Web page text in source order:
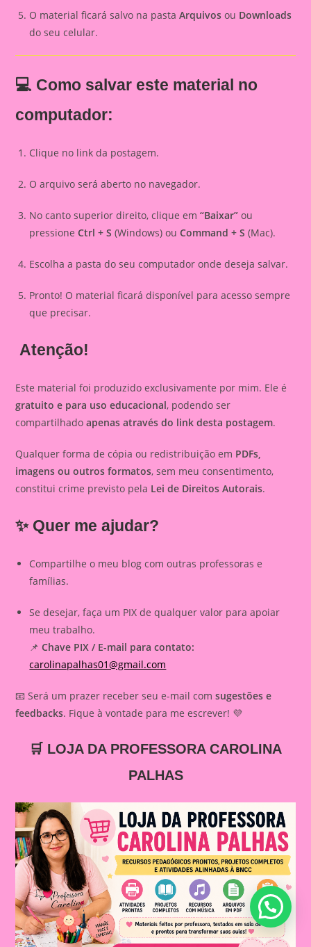
O material ficará salvo na pastaArquivos ou Downloads
do seu celular.
💻 Como salvar este material no
computador:
Clique no link da postagem.
O arquivo será aberto no navegador.
No canto superior direito, clique em“Baixar” ou
pressioneCtrl + S (Windows) ouCommand + S (Mac).
Escolha a pasta do seu computador onde deseja salvar.
Pronto! O material ficará disponível para acesso sempre
que precisar.
Atenção!
Este material foi produzido exclusivamente por mim. Ele é
gratuito e para uso educacional, podendo ser
compartilhadoapenas através do link desta postagem.
Qualquer forma de cópia ou redistribuição em PDFs,
imagens ou outros formatos, sem meu consentimento,
constitui crime previsto pela Lei de Direitos Autorais.
✨ Quer me ajudar?
Compartilhe o meu blog com outras professoras e
famílias.
Se desejar, faça um PIX de qualquer valor para apoiar
meu trabalho.
📌Chave PIX / E-mail para contato:
carolinapalhas01@gmail.com
📧 Será um prazer receber seu e-mail comsugestões e
feedbacks. Fique à vontade para me escrever! 💜
🛒 LOJA DA PROFESSORA CAROLINA
PALHAS